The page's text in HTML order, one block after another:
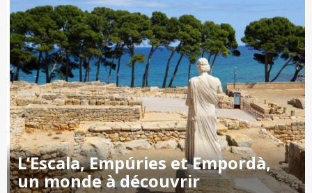
L’Escala, Empúries et Empordà,
un monde à découvrir